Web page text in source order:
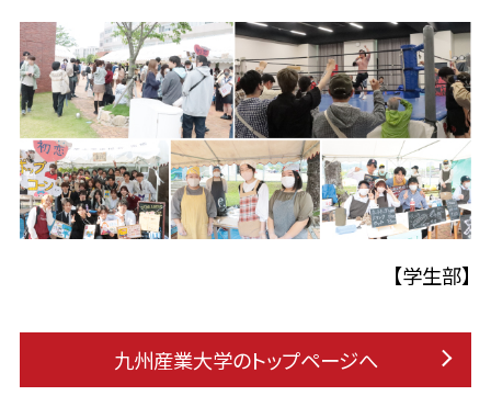
【学生部】
九州産業大学のトップページへ